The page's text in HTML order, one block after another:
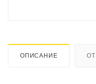
ОПИСАНИЕ